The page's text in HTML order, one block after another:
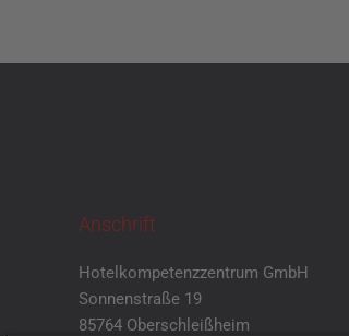
Anschrift
Hotelkompetenzzentrum GmbH
Sonnenstraße 19
85764 Oberschleißheim